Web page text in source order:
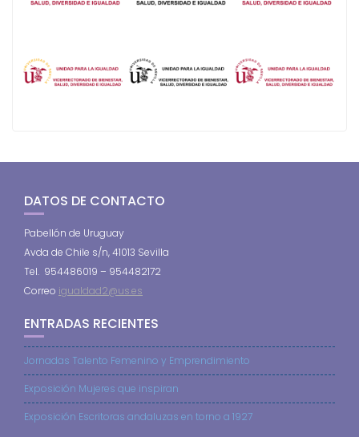
DATOS DE CONTACTO
Pabellón de Uruguay
Avda de Chile s/n, 41013 Sevilla
Tel. 954486019 – 954482172
Correo igualdad2@us.es
ENTRADAS RECIENTES
Jornadas Talento Femenino y Emprendimiento
Exposición Mujeres que inspiran
Exposición Escritoras andaluzas en torno a 1927